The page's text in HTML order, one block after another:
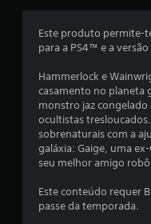
Este produto permite-
para a PS4™ e a
Hammerlock e
casamento no planeta
monstro jaz congelado
ocultistas
sobrenaturais com a
galáxia: Gaige, uma
seu melhor amigo
Este conteúdo requer
passe da temporada.